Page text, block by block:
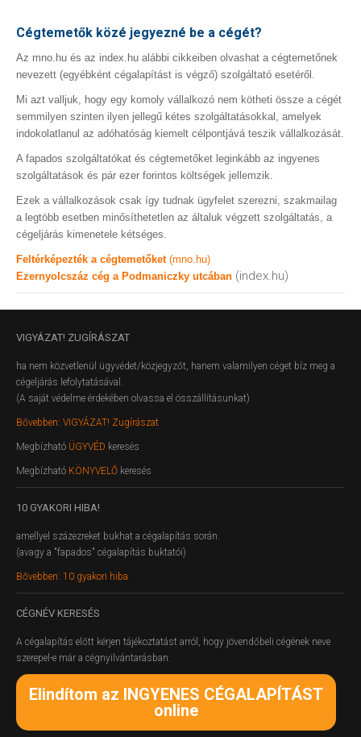
Cégtemetők közé jegyezné be a cégét?
Az mno.hu és az index.hu alábbi cikkeiben olvashat a cégtemetőnek
nevezett (egyébként cégalapítást is végző) szolgáltató esetéről.
Mi azt valljuk, hogy egy komoly vállalkozó nem kötheti össze a cégét
semmilyen szinten ilyen jellegű kétes szolgáltatásokkal, amelyek
indokolatlanul az adóhatóság kiemelt célpontjává teszik vállalkozását.
A fapados szolgáltatókat és cégtemetőket leginkább az ingyenes
szolgáltatások és pár ezer forintos költségek jellemzik.
Ezek a vállalkozások csak így tudnak ügyfelet szerezni, szakmailag
a legtöbb esetben minősíthetetlen az általuk végzett szolgáltatás, a
cégeljárás kimenetele kétséges.
Feltérképezték a cégtemetőket (mno.hu)
Ezernyolcszáz cég a Podmaniczky utcában (index.hu)
VIGYÁZAT! ZUGÍRÁSZAT
ha nem közvetlenül ügyvédet/közjegyzőt, hanem valamilyen céget bíz meg a
cégeljárás lefolytatásával.
(A saját védelme érdekében olvassa el összállításunkat)
Bővebben: VIGYÁZAT! Zugírászat
Megbízható ÜGYVÉD keresés
Megbízható KÖNYVELŐ keresés
10 GYAKORI HIBA!
amellyel százezreket bukhat a cégalapítás során.
(avagy a "fapados" cégalapítás buktatói)
Bővebben: 10 gyakori hiba
CÉGNÉV KERESÉS
A cégalapítás előtt kérjen tájékoztatást arról, hogy jövendőbeli cégének neve
szerepel-e már a cégnyilvántarásban.
Elindítom az INGYENES CÉGALAPÍTÁST
online